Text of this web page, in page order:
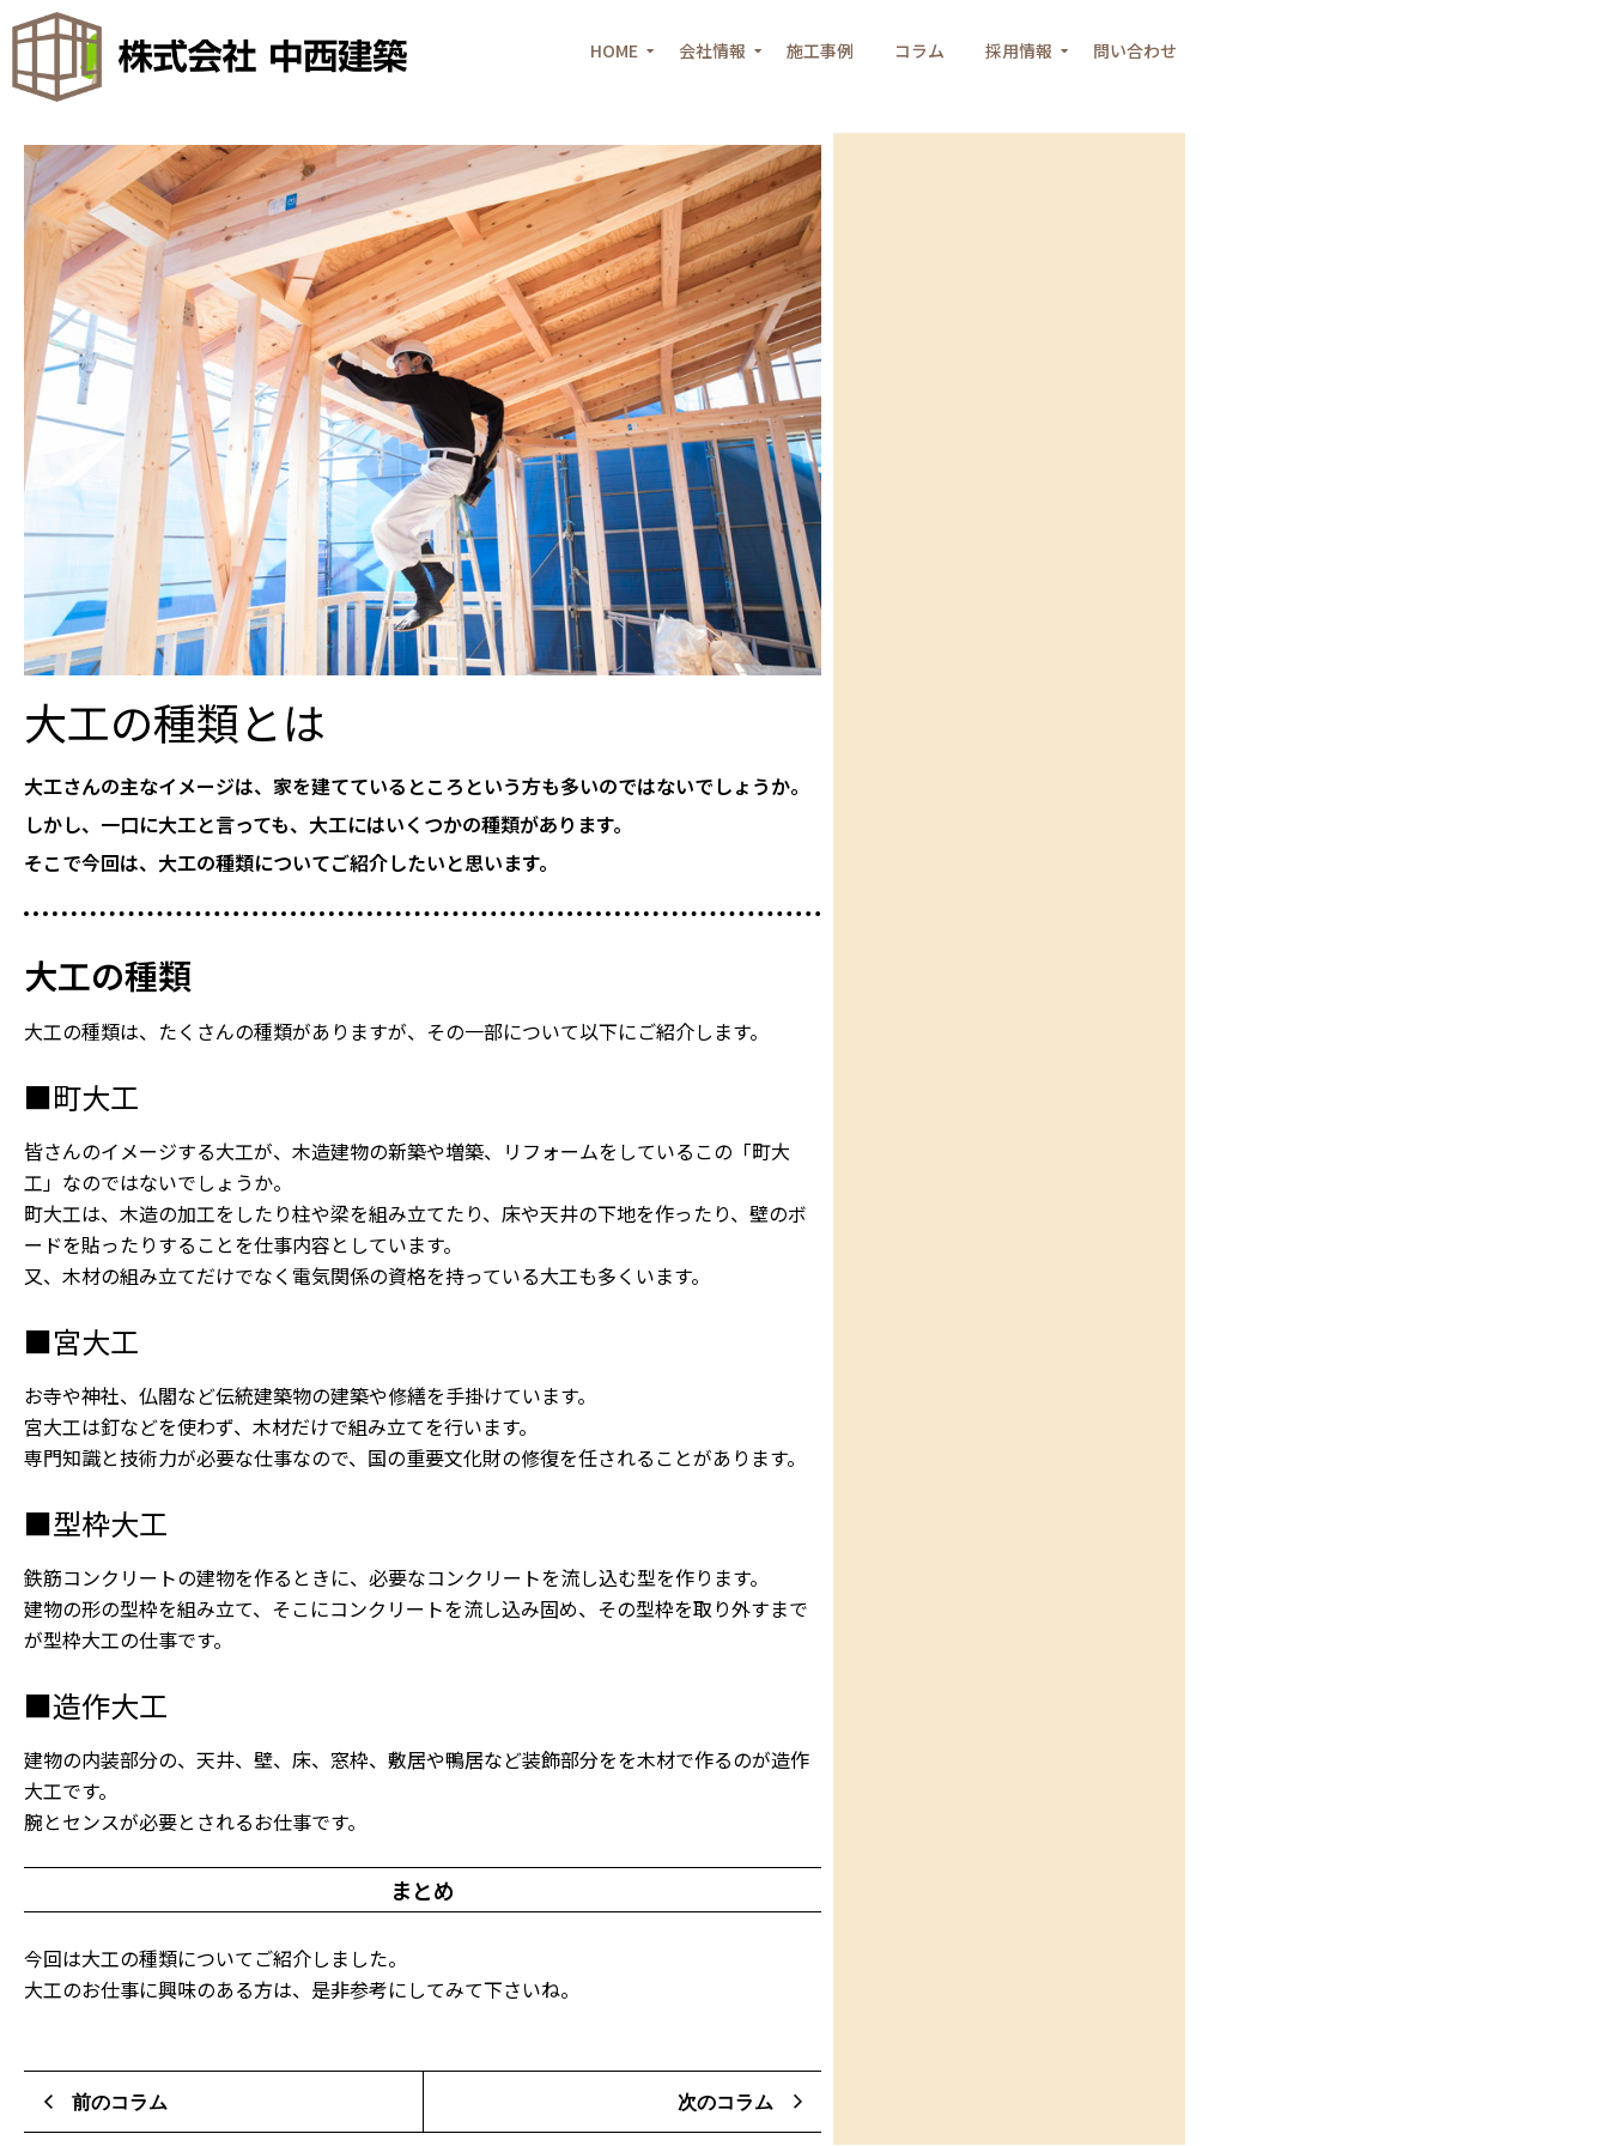
HOME 会社情報 施工事例 コラム 採用情報 問い合わせ
大工の種類とは
大工さんの主なイメージは、家を建てているところという方も多いのではないでしょうか。
しかし、一口に大工と言っても、大工にはいくつかの種類があります。
そこで今回は、大工の種類についてご紹介したいと思います。
大工の種類
大工の種類は、たくさんの種類がありますが、その一部について以下にご紹介します。
■町大工
皆さんのイメージする大工が、木造建物の新築や増築、リフォームをしているこの「町大
工」なのではないでしょうか。
町大工は、木造の加工をしたり柱や梁を組み立てたり、床や天井の下地を作ったり、壁のボ
ードを貼ったりすることを仕事内容としています。
又、木材の組み立てだけでなく電気関係の資格を持っている大工も多くいます。
■宮大工
お寺や神社、仏閣など伝統建築物の建築や修繕を手掛けています。
宮大工は釘などを使わず、木材だけで組み立てを行います。
専門知識と技術力が必要な仕事なので、国の重要文化財の修復を任されることがあります。
■型枠大工
鉄筋コンクリートの建物を作るときに、必要なコンクリートを流し込む型を作ります。
建物の形の型枠を組み立て、そこにコンクリートを流し込み固め、その型枠を取り外すまで
が型枠大工の仕事です。
■造作大工
建物の内装部分の、天井、壁、床、窓枠、敷居や鴨居など装飾部分をを木材で作るのが造作
大工です。
腕とセンスが必要とされるお仕事です。
まとめ
今回は大工の種類についてご紹介しました。
大工のお仕事に興味のある方は、是非参考にしてみて下さいね。
前のコラム 次のコラム